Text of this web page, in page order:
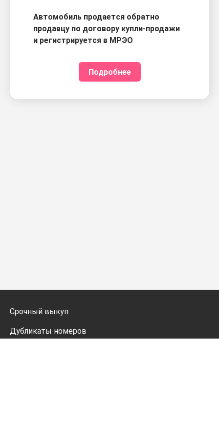
Автомобиль продается обратно
продавцу по договору купли-продажи
и регистрируется в МРЭО
Подробнее
Срочный выкуп
Дубликаты номеров